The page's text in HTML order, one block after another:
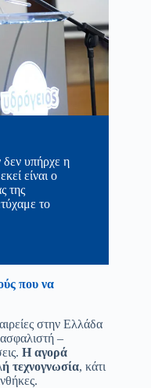
δεν υπήρχε η
είναι ο
της
το
που να
στην Ελλάδα
–
Η αγορά
τεχνογνωσία, κάτι